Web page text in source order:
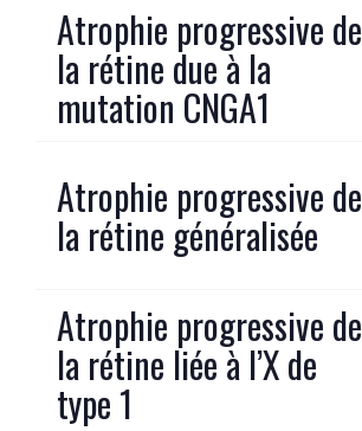
Atrophie progressive de
la rétine due à la
mutation CNGA1
Atrophie progressive de
la rétine généralisée
Atrophie progressive de
la rétine liée à l’X de
type 1